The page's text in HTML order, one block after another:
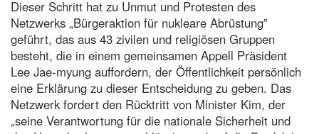
Dieser Schritt hat zu Unmut und Protesten des
Netzwerks „Bürgeraktion für nukleare Abrüstung”
geführt, das aus 43 zivilen und religiösen Gruppen
besteht, die in einem gemeinsamen Appell Präsident
Lee Jae-myung auffordern, der Öffentlichkeit persönlich
eine Erklärung zu dieser Entscheidung zu geben. Das
Netzwerk fordert den Rücktritt von Minister Kim, der
„seine Verantwortung für die nationale Sicherheit und